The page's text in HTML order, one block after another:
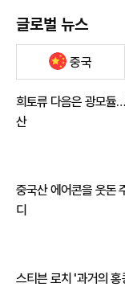
글로벌 뉴스
중국
희토류 다음은 광모듈
산
중국산 에어콘을 웃돈
디
스티븐 로치 '과거의